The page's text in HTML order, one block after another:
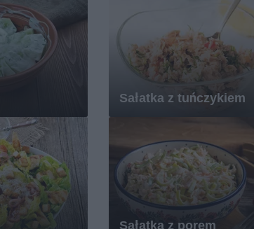
Sałatka z tuńczykiem
Sałatka z porem